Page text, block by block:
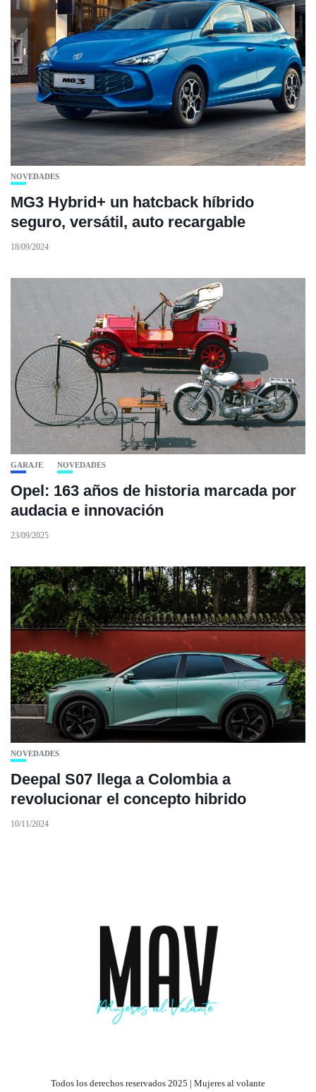
NOVEDADES
MG3 Hybrid+ un hatcback híbrido
seguro, versátil, auto recargable
18/09/2024
GARAJE NOVEDADES
Opel: 163 años de historia marcada por
audacia e innovación
23/09/2025
NOVEDADES
Deepal S07 llega a Colombia a
revolucionar el concepto hibrido
10/11/2024
Todos los derechos reservados 2025 | Mujeres al volante